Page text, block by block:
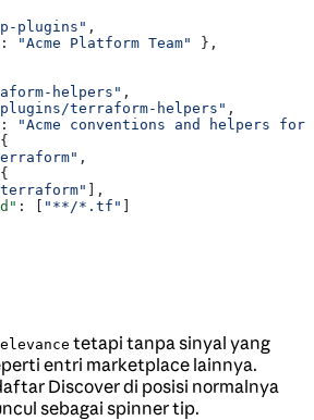
plugins" ,
: "Acme Platform Team"
},
helpers" ,
terraform-helpers" ,
:
"Acme conventions and helpers for
,
],
: [ "**/*.tf" ]
tetapi tanpa sinyal yang
entri marketplace lainnya.
Discover di posisi normalnya
sebagai spinner tip.